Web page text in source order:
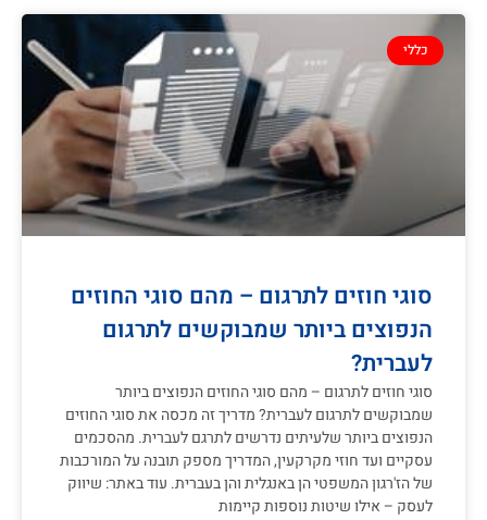
כללי
סוגי חוזים לתרגום – מהם סוגי החוזים
הנפוצים ביותר שמבוקשים לתרגום
לעברית?
סוגי חוזים לתרגום – מהם סוגי החוזים הנפוצים ביותר
שמבוקשים לתרגום לעברית? מדריך זה מכסה את סוגי החוזים
הנפוצים ביותר שלעיתים נדרשים לתרגם לעברית. מהסכמים
עסקיים ועד חוזי מקרקעין, המדריך מספק תובנה על המורכבות
של הז'רגון המשפטי הן באנגלית והן בעברית. עוד באתר: שיווק
לעסק – אילו שיטות נוספות קיימות